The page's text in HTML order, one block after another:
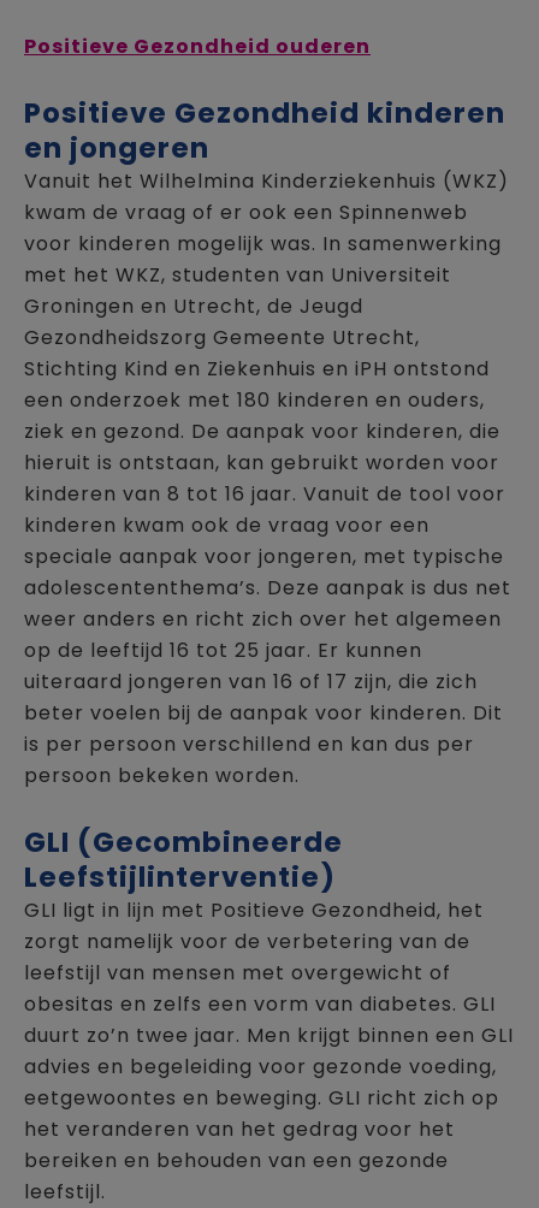
Positieve Gezondheid ouderen
Positieve Gezondheid kinderen
en jongeren
Vanuit het Wilhelmina Kinderziekenhuis (WKZ)
kwam de vraag of er ook een Spinnenweb
voor kinderen mogelijk was. In samenwerking
met het WKZ, studenten van Universiteit
Groningen en Utrecht, de Jeugd
Gezondheidszorg Gemeente Utrecht,
Stichting Kind en Ziekenhuis en iPH ontstond
een onderzoek met 180 kinderen en ouders,
ziek en gezond. De aanpak voor kinderen, die
hieruit is ontstaan, kan gebruikt worden voor
kinderen van 8 tot 16 jaar. Vanuit de tool voor
kinderen kwam ook de vraag voor een
speciale aanpak voor jongeren, met typische
adolescententhema’s. Deze aanpak is dus net
weer anders en richt zich over het algemeen
op de leeftijd 16 tot 25 jaar. Er kunnen
uiteraard jongeren van 16 of 17 zijn, die zich
beter voelen bij de aanpak voor kinderen. Dit
is per persoon verschillend en kan dus per
persoon bekeken worden.
GLI (Gecombineerde
Leefstijlinterventie)
GLI ligt in lijn met Positieve Gezondheid, het
zorgt namelijk voor de verbetering van de
leefstijl van mensen met overgewicht of
obesitas en zelfs een vorm van diabetes. GLI
duurt zo’n twee jaar. Men krijgt binnen een GLI
advies en begeleiding voor gezonde voeding,
eetgewoontes en beweging. GLI richt zich op
het veranderen van het gedrag voor het
bereiken en behouden van een gezonde
leefstijl.